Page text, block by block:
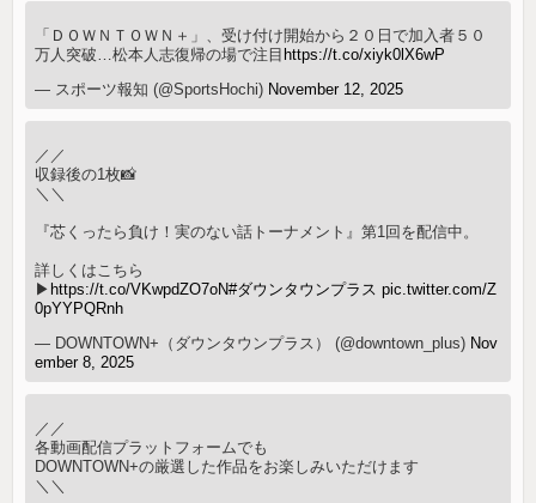
「ＤＯＷＮＴＯＷＮ＋」、受け付け開始から２０日で加入者５０
万人突破…松本人志復帰の場で注目 https://t.co/xiyk0lX6wP
— スポーツ報知 (@SportsHochi) November 12, 2025
／／
収録後の1枚📸
＼＼
『芯くったら負け！実のない話トーナメント』第1回を配信中。
詳しくはこちら
▶︎ https://t.co/VKwpdZO7oN#ダウンタウンプラス pic.twitter.com/Z
0pYYPQRnh
— DOWNTOWN+（ダウンタウンプラス） (@downtown_plus) Nov
ember 8, 2025
／／
各動画配信プラットフォームでも
DOWNTOWN+の厳選した作品をお楽しみいただけます
＼＼